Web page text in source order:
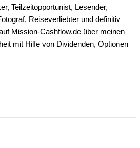
Teilzeitopportunist, Lesender,
Reiseverliebter und definitiv
Mission-Cashflow.de über meinen
mit Hilfe von Dividenden, Optionen